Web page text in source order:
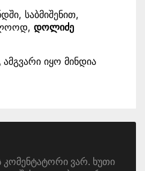
საბმიშენით,
დოლიძე
იყო მინდია
ვარ. ხუთი